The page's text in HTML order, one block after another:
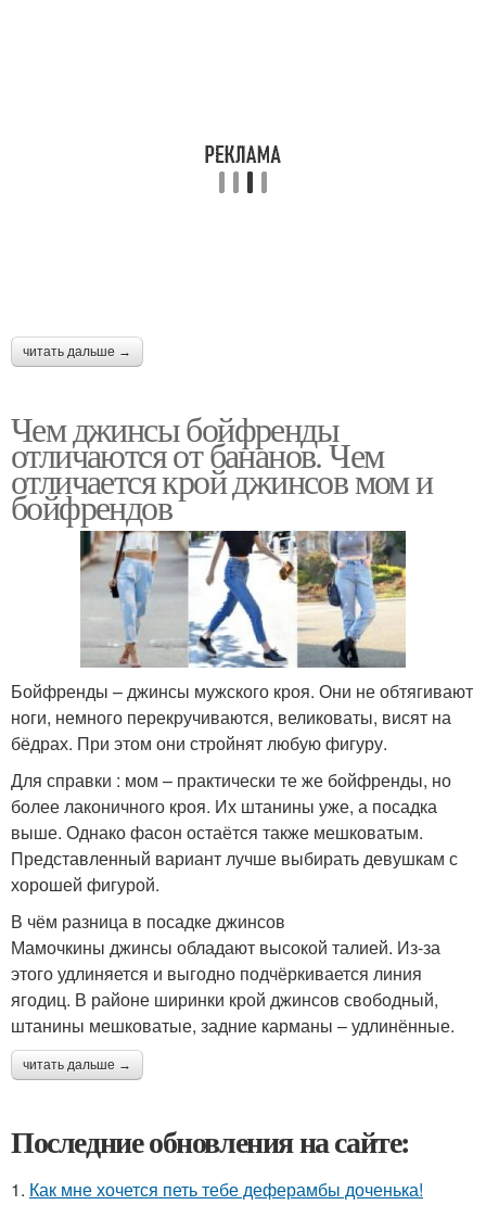
читать дальше →
Чем джинсы бойфренды
отличаются от бананов. Чем
отличается крой джинсов мом и
бойфрендов
Бойфренды – джинсы мужского кроя. Они не обтягивают
ноги, немного перекручиваются, великоваты, висят на
бёдрах. При этом они стройнят любую фигуру.
Для справки : мом – практически те же бойфренды, но
более лаконичного кроя. Их штанины уже, а посадка
выше. Однако фасон остаётся также мешковатым.
Представленный вариант лучше выбирать девушкам с
хорошей фигурой.
В чём разница в посадке джинсов
Мамочкины джинсы обладают высокой талией. Из-за
этого удлиняется и выгодно подчёркивается линия
ягодиц. В районе ширинки крой джинсов свободный,
штанины мешковатые, задние карманы – удлинённые.
читать дальше →
Последние обновления на сайте:
1. Как мне хочется петь тебе деферамбы доченька!